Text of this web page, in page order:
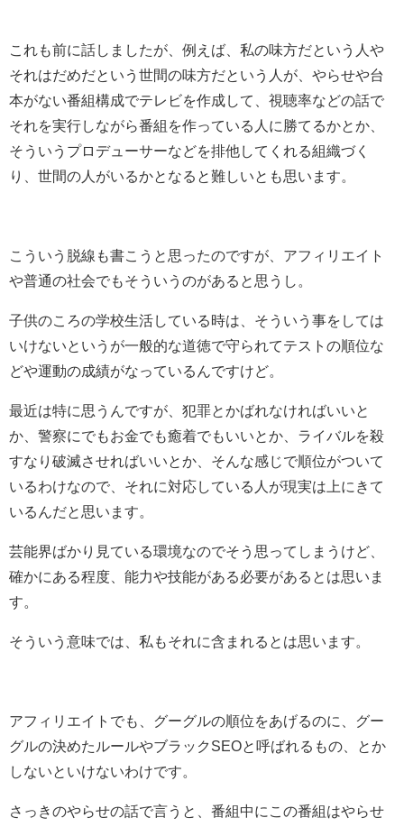
これも前に話しましたが、例えば、私の味方だという人や
それはだめだという世間の味方だという人が、やらせや台
本がない番組構成でテレビを作成して、視聴率などの話で
それを実行しながら番組を作っている人に勝てるかとか、
そういうプロデューサーなどを排他してくれる組織づく
り、世間の人がいるかとなると難しいとも思います。
こういう脱線も書こうと思ったのですが、アフィリエイト
や普通の社会でもそういうのがあると思うし。
子供のころの学校生活している時は、そういう事をしては
いけないというが一般的な道徳で守られてテストの順位な
どや運動の成績がなっているんですけど。
最近は特に思うんですが、犯罪とかばれなければいいと
か、警察にでもお金でも癒着でもいいとか、ライバルを殺
すなり破滅させればいいとか、そんな感じで順位がついて
いるわけなので、それに対応している人が現実は上にきて
いるんだと思います。
芸能界ばかり見ている環境なのでそう思ってしまうけど、
確かにある程度、能力や技能がある必要があるとは思いま
す。
そういう意味では、私もそれに含まれるとは思います。
アフィリエイトでも、グーグルの順位をあげるのに、グー
グルの決めたルールやブラックSEOと呼ばれるもの、とか
しないといけないわけです。
さっきのやらせの話で言うと、番組中にこの番組はやらせ